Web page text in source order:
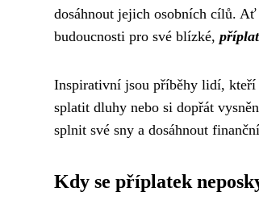
dosáhnout jejich osobních cílů.
budoucnosti pro své blízké,
Inspirativní jsou příběhy lidí, kteří
splatit dluhy nebo si dopřát
splnit své sny a dosáhnout
Kdy se příplatek